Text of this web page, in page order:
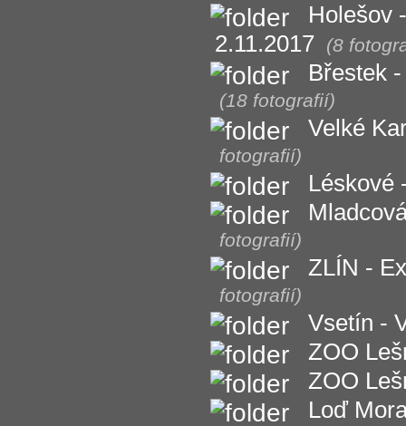
Holešov
2.11.2017
(8
Břestek
(18 fotografií)
Velké
fotografií)
Léskové
fotografií)
ZLÍN -
fotografií)
Vsetín -
ZOO
ZOO
Loď